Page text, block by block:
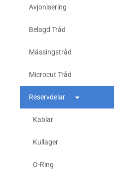
Avjonisering
Belagd Tråd
Mässingstråd
Microcut Tråd
Reservdelar
Kablar
Kullager
O-Ring